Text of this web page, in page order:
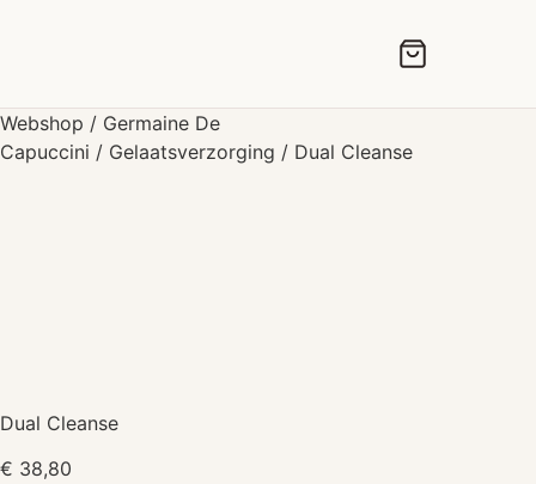
Webshop / Germaine De
Capuccini / Gelaatsverzorging / Dual Cleanse
Dual Cleanse
€ 38,80